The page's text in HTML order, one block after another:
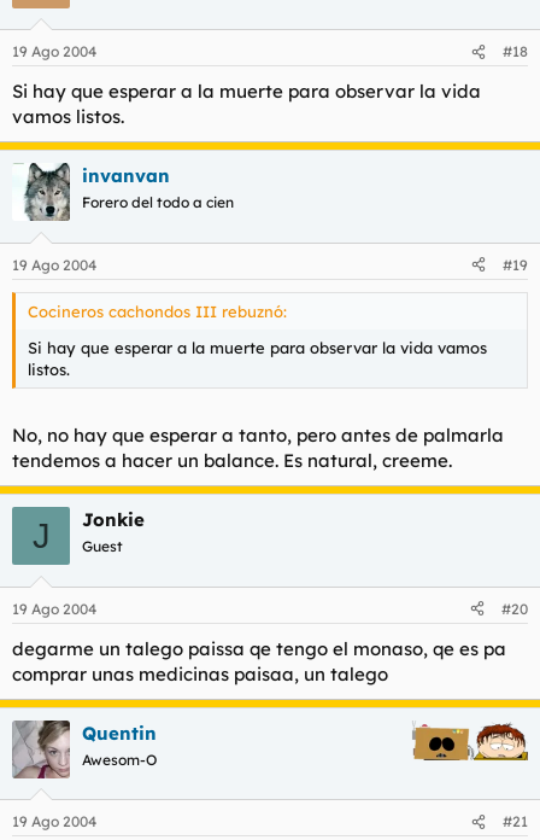
19 Ago 2004 #18
Si hay que esperar a la muerte para observar la vida
vamos listos.
invanvan
Forero del todo a cien
19 Ago 2004 #19
Cocineros cachondos III rebuznó:
Si hay que esperar a la muerte para observar la vida vamos
listos.
No, no hay que esperar a tanto, pero antes de palmarla
tendemos a hacer un balance. Es natural, creeme.
J Jonkie
Guest
19 Ago 2004 #20
degarme un talego paissa qe tengo el monaso, qe es pa
comprar unas medicinas paisaa, un talego
Quentin
Awesom-O
19 Ago 2004 #21